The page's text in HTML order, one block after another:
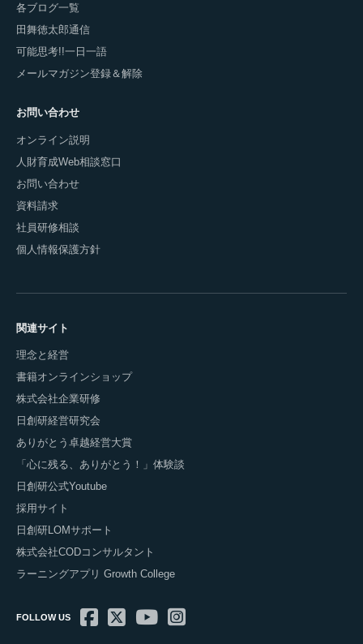
各ブログ一覧
田舞徳太郎通信
可能思考!!一日一語
メールマガジン登録＆解除
お問い合わせ
オンライン説明
人財育成Web相談窓口
お問い合わせ
資料請求
社員研修相談
個人情報保護方針
関連サイト
理念と経営
書籍オンラインショップ
株式会社企業研修
日創研経営研究会
ありがとう卓越経営大賞
「心に残る、ありがとう！」体験談
日創研公式Youtube
採用サイト
日創研LOMサポート
株式会社CODコンサルタント
ラーニングアプリ Growth College
FOLLOW US